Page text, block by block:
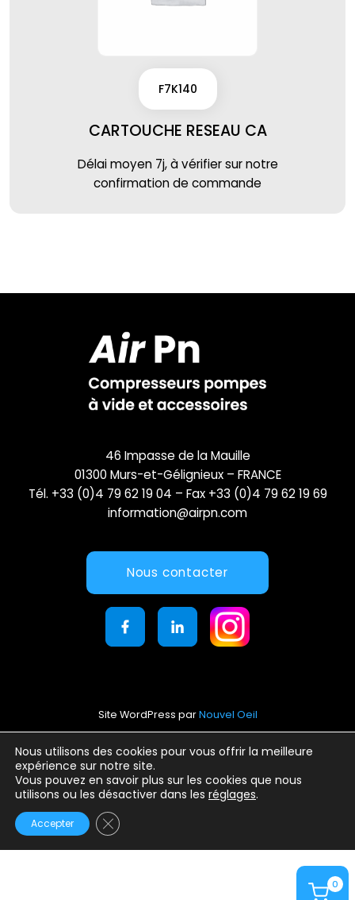
0
F7K140
CARTOUCHE RESEAU CA
Délai moyen 7j, à vérifier sur notre
confirmation de commande
Nous utilisons des cookies pour vous offrir la meilleure
expérience sur notre site.
Vous pouvez en savoir plus sur les cookies que nous
utilisons ou les désactiver dans les réglages.
Accepter Fermer la bannière des cookies GDPR
46 Impasse de la Mauille
01300 Murs-et-Gélignieux – FRANCE
Tél. +33 (0)4 79 62 19 04 – Fax +33 (0)4 79 62 19 69
information@airpn.com
Nous contacter
Site WordPress parNouvel Oeil
Mentions légales
Conditions générales d’utilisation
Politique de confidentialité